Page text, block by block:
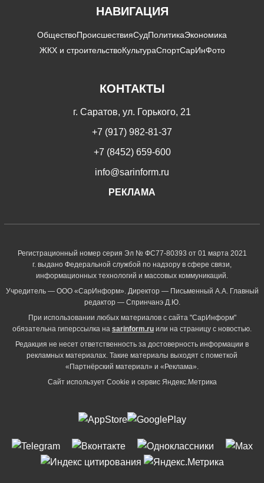
НАВИГАЦИЯ
ОбществоПроисшествияСудПолитикаЭкономика
ЖКХ и строительствоКультураСпортСарИнФото
КОНТАКТЫ
г. Саратов, ул. Горького, 21
+7 (917) 982-81-37
+7 (8452) 659-600
info@sarinform.ru
РЕКЛАМА
Регистрационный номер серия Эл № ФС77-80393 от 01 марта 2021
г. выдано Федеральной службой по надзору в сфере связи,
информационных технологий и массовых коммуникаций.
Учредитель — ООО «СарИнформ». Директор — Письменный А.А. Главный
редактор — Спринчанэ Д.Ю.
При использовании любых материалов с сайта "СарИнформ"
обязательна гиперссылка на sarinform.ru или на страницу с новостью.
Редакция не несет ответственность за достоверность информации в
рекламных материалах. Такие материалы выходят с пометкой
«Партнёрский материал» и «Реклама».
Сайт использует Cookie и сервиc Яндекс.Метрика